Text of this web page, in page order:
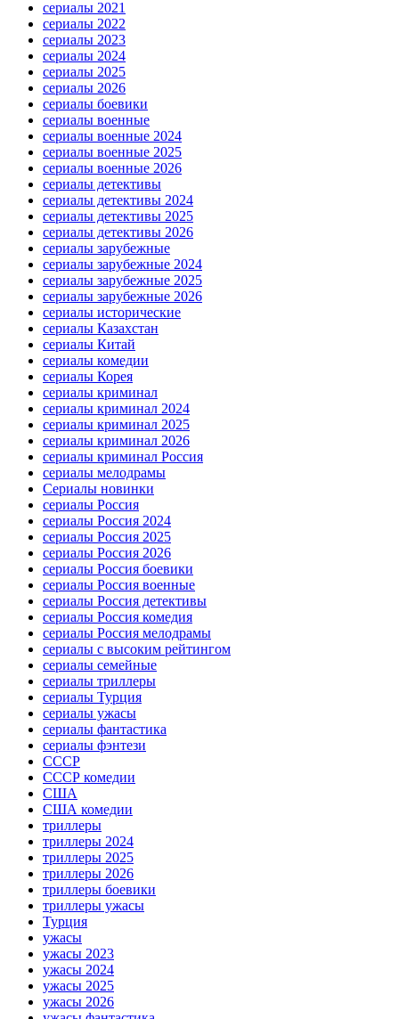
сериалы 2021
сериалы 2022
сериалы 2023
сериалы 2024
сериалы 2025
сериалы 2026
сериалы боевики
сериалы военные
сериалы военные 2024
сериалы военные 2025
сериалы военные 2026
сериалы детективы
сериалы детективы 2024
сериалы детективы 2025
сериалы детективы 2026
сериалы зарубежные
сериалы зарубежные 2024
сериалы зарубежные 2025
сериалы зарубежные 2026
сериалы исторические
сериалы Казахстан
сериалы Китай
сериалы комедии
сериалы Корея
сериалы криминал
сериалы криминал 2024
сериалы криминал 2025
сериалы криминал 2026
сериалы криминал Россия
сериалы мелодрамы
Сериалы новинки
сериалы Россия
сериалы Россия 2024
сериалы Россия 2025
сериалы Россия 2026
сериалы Россия боевики
сериалы Россия военные
сериалы Россия детективы
сериалы Россия комедия
сериалы Россия мелодрамы
сериалы с высоким рейтингом
сериалы семейные
сериалы триллеры
сериалы Турция
сериалы ужасы
сериалы фантастика
сериалы фэнтези
СССР
СССР комедии
США
США комедии
триллеры
триллеры 2024
триллеры 2025
триллеры 2026
триллеры боевики
триллеры ужасы
Турция
ужасы
ужасы 2023
ужасы 2024
ужасы 2025
ужасы 2026